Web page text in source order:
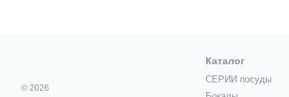
© 2026
Каталог
СЕРИИ посуды